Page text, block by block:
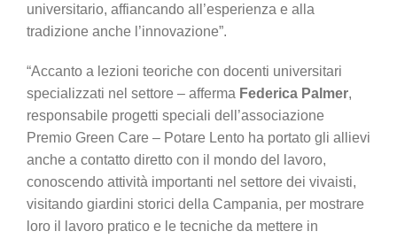
universitario, affiancando all’esperienza e alla
tradizione anche l’innovazione”.
“Accanto a lezioni teoriche con docenti universitari
specializzati nel settore – afferma Federica Palmer,
responsabile progetti speciali dell’associazione
Premio Green Care – Potare Lento ha portato gli allievi
anche a contatto diretto con il mondo del lavoro,
conoscendo attività importanti nel settore dei vivaisti,
visitando giardini storici della Campania, per mostrare
loro il lavoro pratico e le tecniche da mettere in